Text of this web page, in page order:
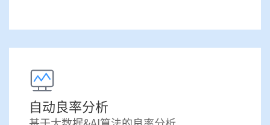
自动良率分析